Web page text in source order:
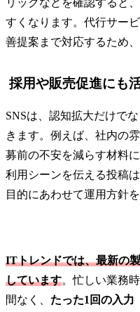
リックなどを確認すると
すくなります。代行サー
善提案まで対応するため
採用や販売促進にも
SNSは、認知拡大だけで
きます。例えば、社内の
募前の不安を減らす材料
利用シーンを伝える投稿
目的にあわせて運用方針
ITトレンドでは、最新の
しています。忙しい業務
間なく、 たった1回の入力